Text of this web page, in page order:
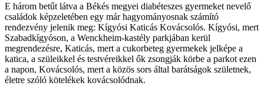
E három betűt látva a Békés megyei diabéteszes gyermeket nevelő
családok képzeletében egy már hagyományosnak számító
rendezvény jelenik meg: Kígyósi Katicás Kovácsolós. Kígyósi, mert
Szabadkígyóson, a Wenckheim-kastély parkjában kerül
megrendezésre, Katicás, mert a cukorbeteg gyermekek jelképe a
katica, a szüleikkel és testvéreikkel ők zsongják körbe a parkot ezen
a napon, Kovácsolós, mert a közös sors által barátságok születnek,
életre szóló kötelékek kovácsolódnak.